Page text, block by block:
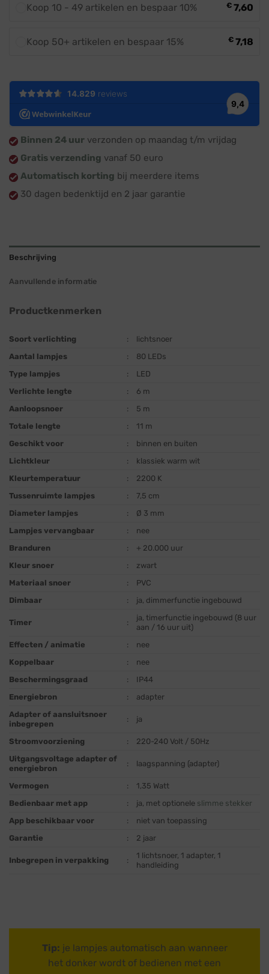
Koop 10 - 49 artikelen en bespaar 10% € 7,60
Koop 50+ artikelen en bespaar 15% € 7,18
Binnen 24 uur verzonden op maandag t/m vrijdag
Gratis verzending vanaf 50 euro
Automatisch korting bij meerdere items
30 dagen bedenktijd en 2 jaar garantie
Beschrijving
Aanvullende informatie
Productkenmerken
Soort verlichting :
lichtsnoer
Aantal lampjes
:
80 LEDs
Type lampjes
:
LED
Verlichte lengte
:
6 m
Aanloopsnoer
:
5 m
Totale lengte
:
11 m
Geschikt voor
:
binnen en buiten
Lichtkleur
:
klassiek warm wit
Kleurtemperatuur
:
2200 K
Tussenruimte lampjes
:
7,5 cm
Diameter lampjes
:
Ø 3 mm
Lampjes vervangbaar
:
nee
Branduren
:
+ 20.000 uur
Kleur snoer
:
zwart
Materiaal snoer
:
PVC
Dimbaar
: ja, dimmerfunctie ingebouwd
Timer :
ja, timerfunctie ingebouwd (8 uur
aan / 16 uur uit)
Effecten / animatie
:
nee
Koppelbaar
:
nee
Beschermingsgraad
:
IP44
Energiebron
:
adapter
Adapter of aansluitsnoer
inbegrepen
: ja
Stroomvoorziening :
220-240 Volt / 50Hz
Uitgangsvoltage adapter of
energiebron
: laagspanning (adapter)
Vermogen :
1,35 Watt
Bedienbaar met app
: ja, met optionele slimme stekker
App beschikbaar voor
:
niet van toepassing
Garantie
: 2 jaar
Inbegrepen in verpakking :
1 lichtsnoer, 1 adapter, 1
handleiding
Tip: je lampjes automatisch aan wanneer
het donker wordt of bedienen met een